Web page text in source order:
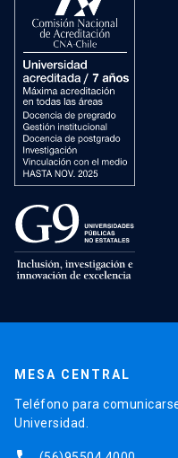
MESA CENTRAL
Teléfono para
Universidad.